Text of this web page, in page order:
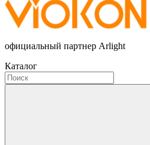
официальный партнер Arlight
Каталог